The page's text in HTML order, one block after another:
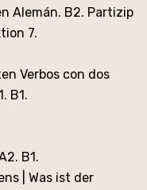
Alemán. B2. Partizip
7.
Verbos con dos
B1.
B1.
| Was ist der